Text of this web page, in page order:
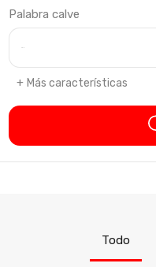
Palabra calve
Más características
Todo